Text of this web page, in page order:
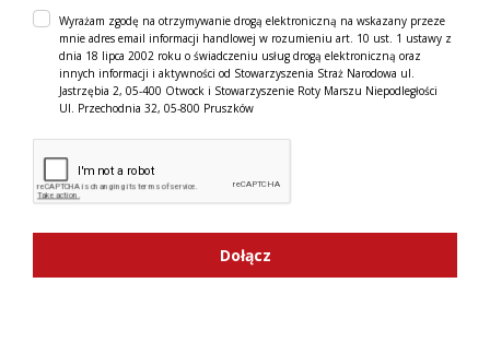
Wyrażam zgodę na otrzymywanie drogą elektroniczną na wskazany przeze
mnie adres email informacji handlowej w rozumieniu art. 10 ust. 1 ustawy z
dnia 18 lipca 2002 roku o świadczeniu usług drogą elektroniczną oraz
innych informacji i aktywności od Stowarzyszenia Straż Narodowa ul.
Jastrzębia 2, 05-400 Otwock i Stowarzyszenie Roty Marszu Niepodległości
Ul. Przechodnia 32, 05-800 Pruszków
Dołącz